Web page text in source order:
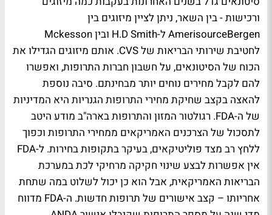
ורכישות - בין השאר, ניתן לציין מיזוגים בין
AmerisourceBergen ל-H.D Smith ובין Mckesson
לחטיבת שירותי הבריאות של CVS. אותם מיזוגים הגדילו את
הכוח של הסיטונאים, על חשבון חברות התרופות, ואפשרו
להם לקבל מחירים נוחים יותר מבחינתם. סיבה נוספת
להאצה בקצב שחיקת מחירי התרופות הגנריות היא המדיניות
של ה-FDA. רגולטור המזון והתרופות בארה"ב מודע היטב
לתסכול של הצרכנים האמריקאים ממחירי התרופות וכפוך
ללחץ רב מצד פוליטיקאים, בעיקר בתקופות בחירות. ל-FDA
אין אפשרות לבצע שינוי חקיקה מרחיקי לכת במערכת
הבריאות האמריקאית, אבל הוא כן יכול לשלוט במה שתחת
אחריותו – קצב אישורים של תרופות חדשות. ה-FDA מדווח